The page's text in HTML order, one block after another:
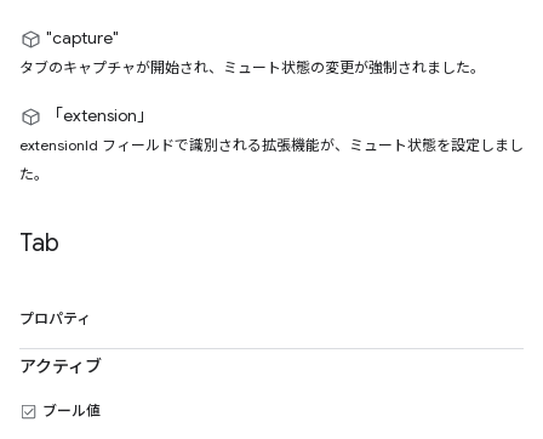
"capture"
タブのキャプチャが開始され、ミュート状態の変更が強制されました。
「extension」
extensionId フィールドで識別される拡張機能が、ミュート状態を設定しまし
た。
Tab
プロパティ
アクティブ
ブール値